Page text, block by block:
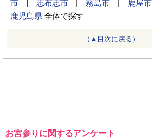
市
志布志市 霧島市
鹿屋市
鹿児島県 全体で探す
（▲目次に戻る）
お宮参りに関するアンケート